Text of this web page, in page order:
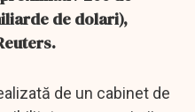
de dolari),
de un cabinet de